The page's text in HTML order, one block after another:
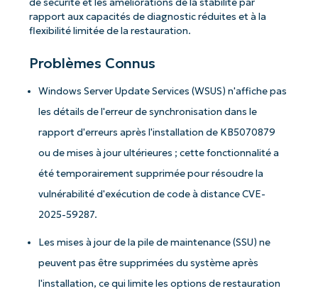
rapport aux capacités de diagnostic réduites et à la
flexibilité limitée de la restauration.
Problèmes Connus
Windows Server Update Services (WSUS) n'affiche pas
les détails de l'erreur de synchronisation dans le
rapport d'erreurs après l'installation de KB5070879
ou de mises à jour ultérieures ; cette fonctionnalité a
été temporairement supprimée pour résoudre la
vulnérabilité d'exécution de code à distance CVE-
2025-59287.
Les mises à jour de la pile de maintenance (SSU) ne
peuvent pas être supprimées du système après
l'installation, ce qui limite les options de restauration
Commencez avec les analyses de KB
pilotées par l'IA de NinjaOne !
Prénom
Nom*
Business
email*
Phone